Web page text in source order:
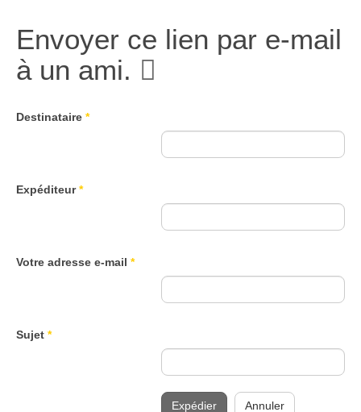
Envoyer ce lien par e-mail
à un ami.
Destinataire *
Expéditeur*
Votre adresse e-mail *
Sujet *
Expédier Annuler